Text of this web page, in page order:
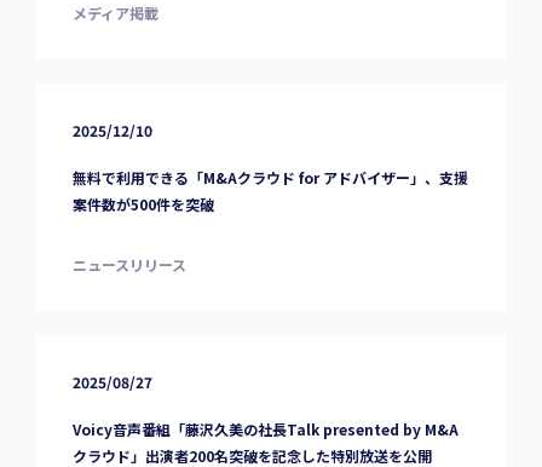
メディア掲載
2025/12/10
無料で利用できる「M&Aクラウド for アドバイザー」、支援
案件数が500件を突破
ニュースリリース
2025/08/27
Voicy音声番組「藤沢久美の社長Talk presented by M&A
クラウド」出演者200名突破を記念した特別放送を公開